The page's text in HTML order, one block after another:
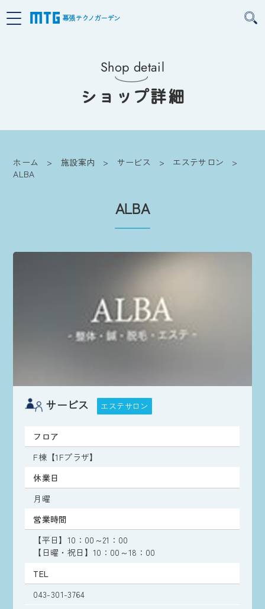
幕張テクノガーデン
Shop detail
ショップ詳細
ホーム 施設案内 サービス
エステサロン
ALBA
ALBA
サービス エステサロン
フロア
F棟【1Fプラザ】
休業日
月曜
営業時間
【平日】10：00～21：00
【日曜・祝日】10：00～18：00
TEL
043-301-3764